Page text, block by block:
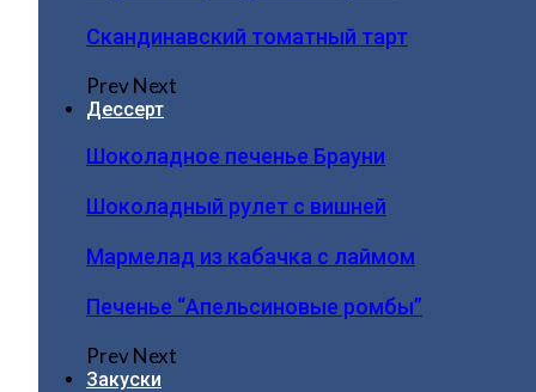
Скандинавский томатный тарт
PrevNext
Дессерт
Шоколадное печенье Брауни
Шоколадный рулет с вишней
Мармелад из кабачка с лаймом
Печенье “Апельсиновые ромбы”
PrevNext
Закуски